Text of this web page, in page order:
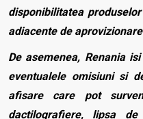
disponibilitatea
adiacente de
De asemenea, Renania
eventualele omisiuni si
afisare care pot
dactilografiere, lipsa